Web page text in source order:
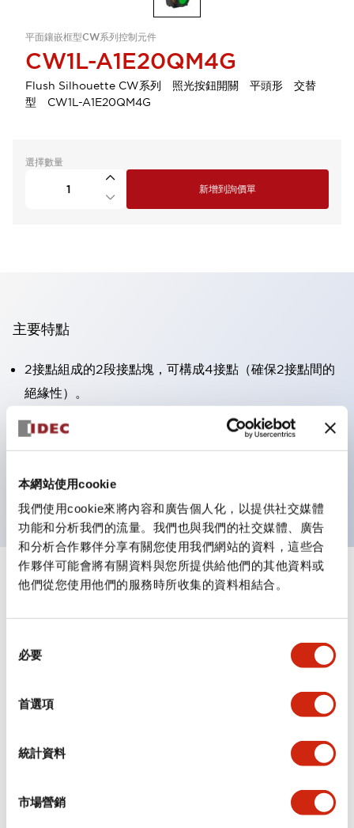
本網站使用cookie
我們使用cookie來將內容和廣告個人化，以提供社交媒體
功能和分析我們的流量。我們也與我們的社交媒體、廣告
和分析合作夥伴分享有關您使用我們網站的資料，這些合
作夥伴可能會將有關資料與您所提供給他們的其他資料或
他們從您使用他們的服務時所收集的資料相結合。
必要
首選項
統計資料
市場營銷
平面鑲嵌框型CW系列控制元件
CW1L-A1E20QM4G
Flush Silhouette CW系列 照光按鈕開關 平頭形 交替
型 CW1L-A1E20QM4G
選擇數量
新增到詢價單
主要特點
2接點組成的2段接點塊，可構成4接點（確保2接點間的
絕緣性）。
面板深度39.9mm（※11段接點塊）、59.9mm（※22段
接點塊）。可實現省空間設計。
防護結構
規格
審美規範
電氣規範（額定照明部分）
環境規範
機械規格